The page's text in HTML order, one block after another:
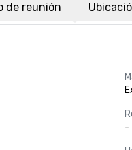
de reunión
-